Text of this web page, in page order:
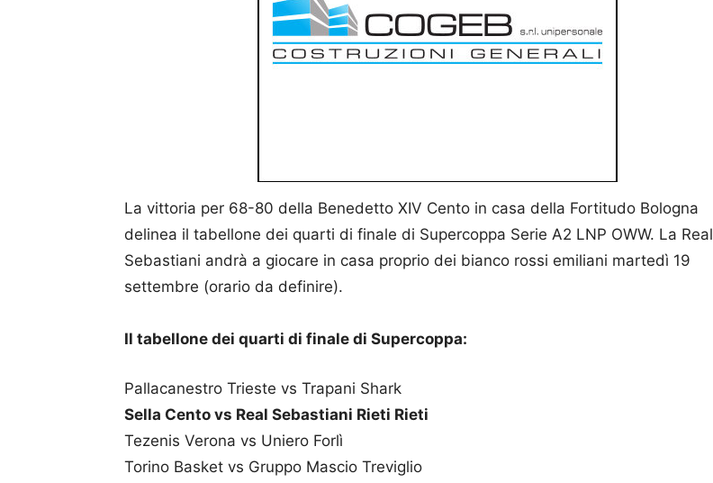
La vittoria per 68-80 della Benedetto XIV Cento in casa della Fortitudo Bologna
delinea il tabellone dei quarti di finale di Supercoppa Serie A2 LNP OWW. La Real
Sebastiani andrà a giocare in casa proprio dei bianco rossi emiliani martedì 19
settembre (orario da definire).
Il tabellone dei quarti di finale di Supercoppa:
Pallacanestro Trieste vs Trapani Shark
Sella Cento vs Real Sebastiani Rieti Rieti
Tezenis Verona vs Uniero Forlì
Torino Basket vs Gruppo Mascio Treviglio